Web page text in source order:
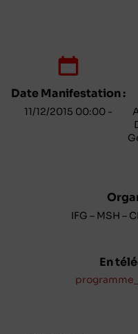
Date Manifestation :
11/12/2015 00:00 -
IFG – MSH –
En